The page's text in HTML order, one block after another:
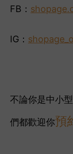
FB：
IG：
不論你是中小
們都歡迎你預